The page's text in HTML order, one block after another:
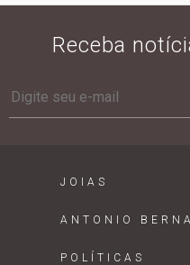
Receba
JOIAS
ANTONIO
POLÍTICAS